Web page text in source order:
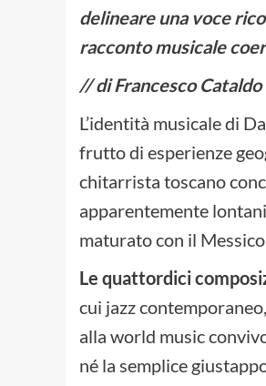
delineare una voce
racconto musicale
// di Francesco
L’identità musicale di
frutto di esperienze
chitarrista toscano
apparentemente
maturato con il
Le quattordici
cui jazz
alla world music
né la semplice